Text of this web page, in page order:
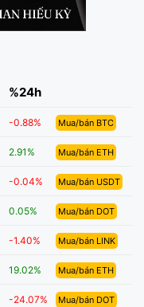
%24h
-0.88% Mua/bán BTC
2.91% Mua/bán ETH
-0.04% Mua/bán USDT
0.05% Mua/bán DOT
-1.40% Mua/bán LINK
19.02% Mua/bán ETH
-24.07% Mua/bán DOT